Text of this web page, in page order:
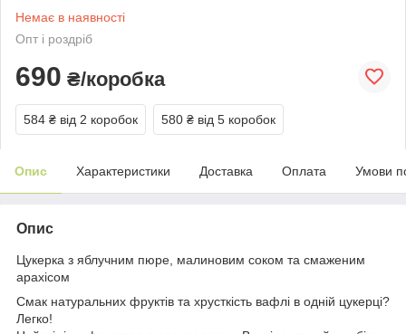
Немає в наявності
Опт і роздріб
690 ₴/коробка
584 ₴ від 2 коробок 580 ₴ від 5 коробок
Опис Характеристики Доставка Оплата Умови
Опис
Цукерка з яблучним пюре, малиновим соком та смаженим
арахісом
Смак натуральних фруктів та хрусткість вафлі в одній цукерці?
Легко!